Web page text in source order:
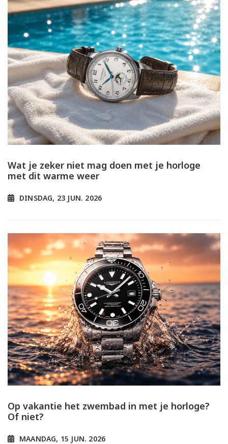
Wat je zeker niet mag doen met je horloge
met dit warme weer
DINSDAG, 23 JUN. 2026
Op vakantie het zwembad in met je horloge?
Of niet?
MAANDAG, 15 JUN. 2026